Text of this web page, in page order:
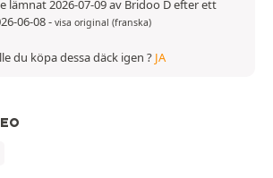
lämnat 2026-07-09 av Bridoo D efter ett
06-08- visa original (franska)
du köpa dessa däck igen ? JA